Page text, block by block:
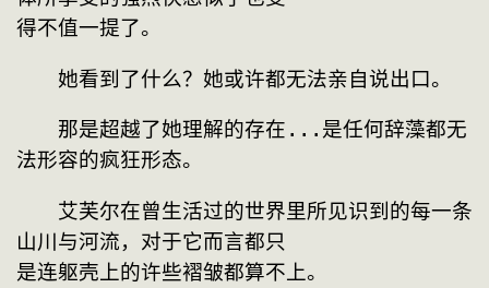
得不值一提了。
她看到了什么？她或许都无法亲自说出口。
那是超越了她理解的存在...是任何辞藻都无
法形容的疯狂形态。
艾芙尔在曾生活过的世界里所见识到的每一条
山川与河流，对于它而言都只
是连躯壳上的许些褶皱都算不上。